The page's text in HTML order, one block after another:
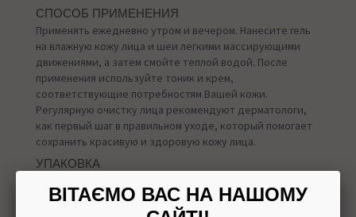
СПОСОБ ПРИМЕНЕНИЯ
Применять ежедневно утром и вечером. Нанесите гель
на влажную кожу лица и шеи легкими массирующими
движениями, а затем смойте теплой водой. После
применения используйте тоник и крем,
соответствующие потребностям Вашей кожи.
Регулярную очистку лица рекомендуют дерматологи,
как первый шаг в правильном уходе, который помогает
сохранить красивую и здоровую кожу лица.
УПАКОВКА
ВІТАЄМО ВАС НА НАШОМУ